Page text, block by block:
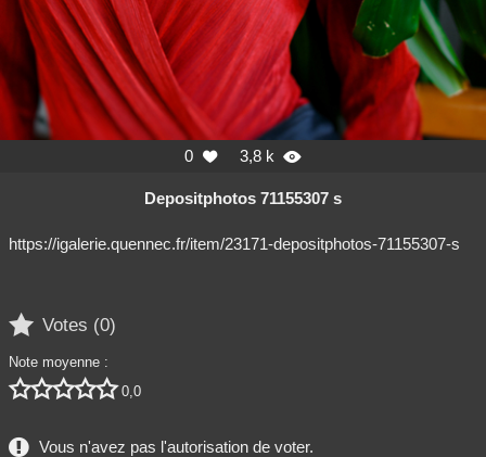
0  3,8 k 
Depositphotos 71155307 s
https://igalerie.quennec.fr/item/23171-depositphotos-71155307-s
 Votes (0)
Note moyenne :
 0,0
Vous n'avez pas l'autorisation de voter.